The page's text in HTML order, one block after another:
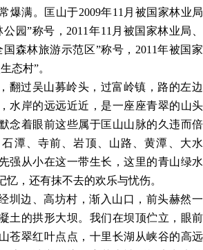
爆满。匡山于2009年11月被国家林业局
园”称号，2011年11月被国家林业局、
国森林旅游示范区”称号，2011年被国家
态村”。
翻过吴山募岭头，过富岭镇，路的左边
水岸的远远近近，是一座座青翠的山头
念着眼前这些属于匡山山脉的久违而倍
潭、寺前、岩顶、山路、黄潭、大水
从小在这一带生长，这里的青山绿水
忆，还有抹不去的欢乐与忧伤。
圳边、高坊村，渐入山口，前头赫然一
土的拱形大坝。我们在坝顶伫立，眼前
苍翠红叶点点，十里长湖从峡谷的高远